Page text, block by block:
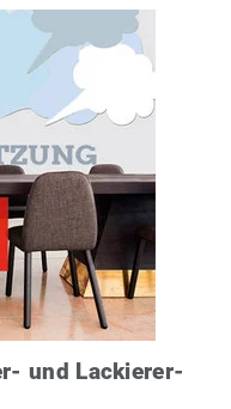
und Lackierer-